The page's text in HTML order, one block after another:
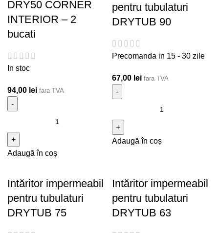
DRY50 CORNER
INTERIOR – 2
bucati
In stoc
94,00 lei fara TVA
Cantitate DRY50 CORNER INTERIOR - 2 bucati
Adaugă în coș
pentru tubulaturi
DRYTUB 90
Precomanda in 15 - 30 zile
67,00 lei fara TVA
Cantitate Intăritor
impermeabil pentru
tubulaturi DRYTUB 90
Adaugă în coș
Intăritor impermeabil
pentru tubulaturi
DRYTUB 75
Intăritor impermeabil
pentru tubulaturi
DRYTUB 63